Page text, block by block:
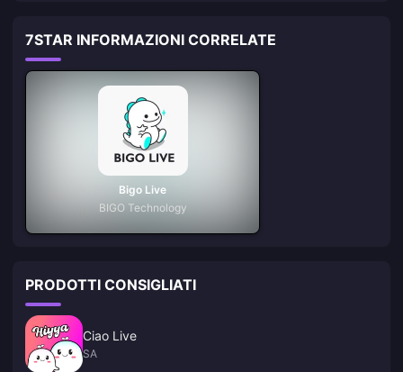
7STAR INFORMAZIONI CORRELATE
Bigo Live
BIGO Technology
PRODOTTI CONSIGLIATI
Ciao Live
SA